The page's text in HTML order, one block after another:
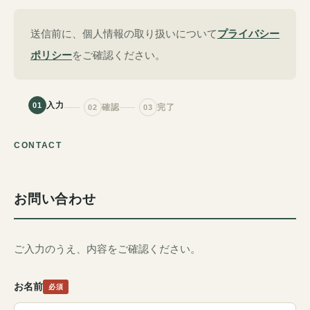
送信前に、個人情報の取り扱いについてプライバシー
ポリシーをご確認ください。
01 入力 02 確認 03 完了
CONTACT
お問い合わせ
ご入力のうえ、内容をご確認ください。
お名前 必須